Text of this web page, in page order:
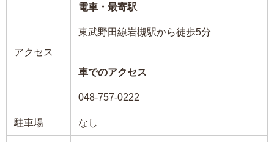
アクセス
電車・最寄駅
東武野田線岩槻駅から徒歩5分
車でのアクセス
048-757-0222
駐車場 なし